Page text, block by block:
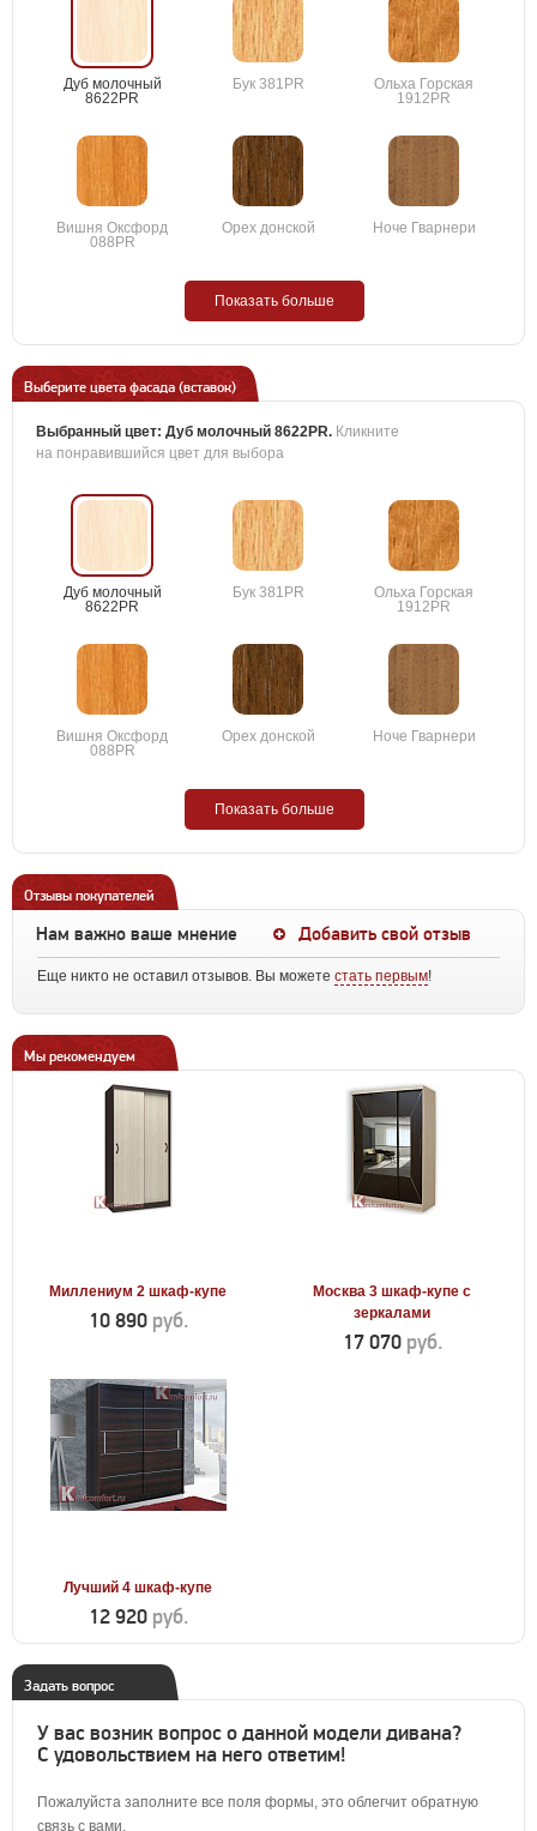
Дуб молочный
8622PR
Бук 381PR
Ольха Горская
1912PR
Вишня Оксфорд
088PR
Орех донской Ноче Гварнери
Показать больше
Выберите цвета фасада (вставок)
Выбранный цвет: Дуб молочный 8622PR. Кликните
на понравившийся цвет для выбора
Дуб молочный
8622PR
Бук 381PR
Ольха Горская
1912PR
Вишня Оксфорд
088PR
Орех донской Ноче Гварнери
Показать больше
Отзывы покупателей
Нам важно ваше мнение Добавить свой отзыв
Еще никто не оставил отзывов. Вы можете стать первым!
Мы рекомендуем
Миллениум 2 шкаф-купе
10 890 руб.
Москва 3 шкаф-купе с
зеркалами
17 070 руб.
Лучший 4 шкаф-купе
12 920 руб.
Задать вопрос
У вас возник вопрос о данной модели дивана?
С удовольствием на него ответим!
Пожалуйста заполните все поля формы, это облегчит обратную
связь с вами.